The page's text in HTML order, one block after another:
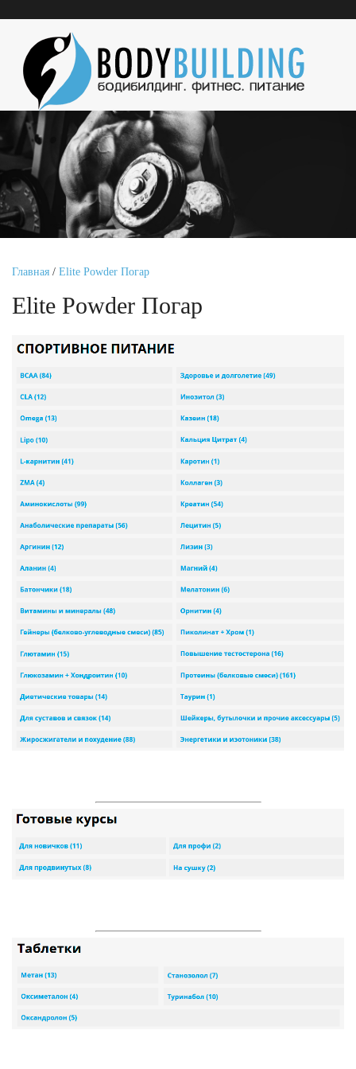
Главная / Elite Powder Погар
Elite Powder Погар